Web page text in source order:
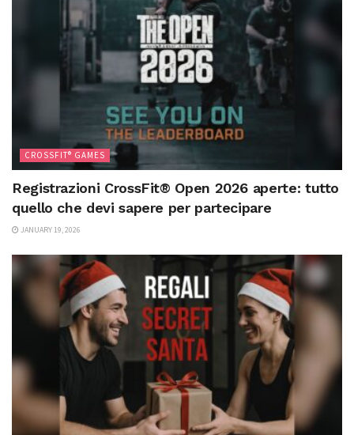
CROSSFIT® GAMES
Registrazioni CrossFit® Open 2026 aperte: tutto
quello che devi sapere per partecipare
JANUARY 19, 2026